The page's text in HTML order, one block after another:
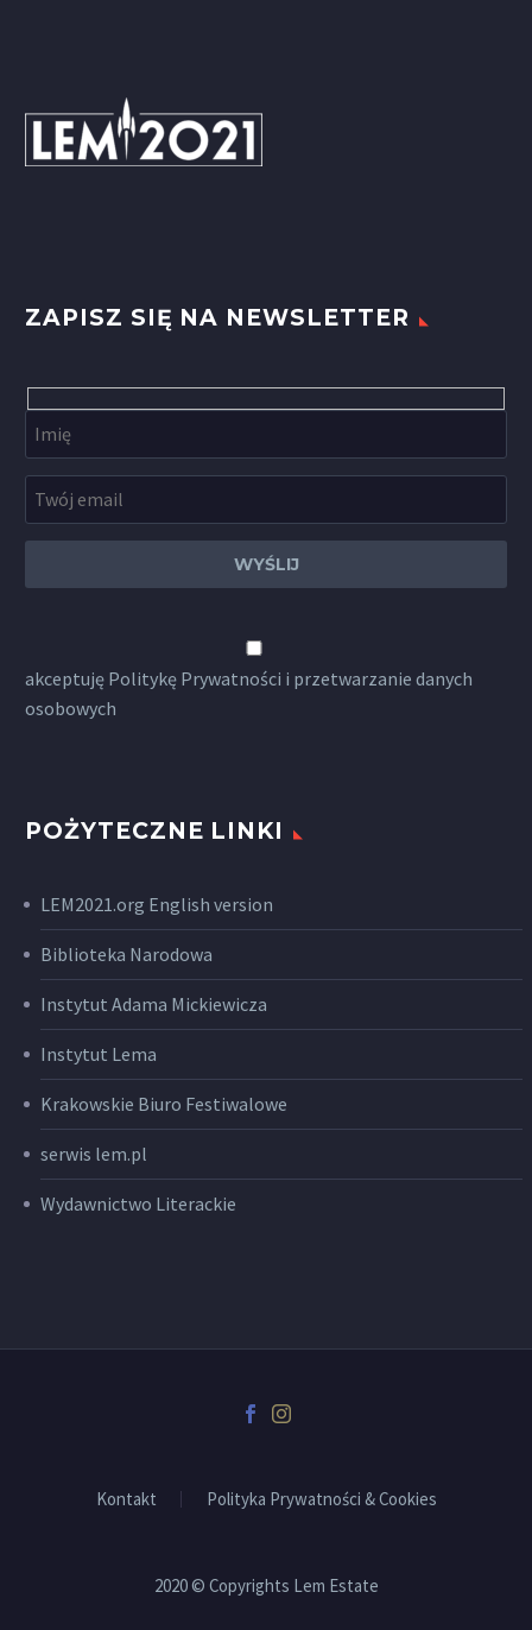
ZAPISZ SIĘ NA NEWSLETTER
akceptuję Politykę Prywatności i przetwarzanie danych
osobowych
POŻYTECZNE LINKI
LEM2021.org English version
Biblioteka Narodowa
Instytut Adama Mickiewicza
Instytut Lema
Krakowskie Biuro Festiwalowe
serwis lem.pl
Wydawnictwo Literackie
Kontakt Polityka Prywatności & Cookies
2020 © Copyrights Lem Estate